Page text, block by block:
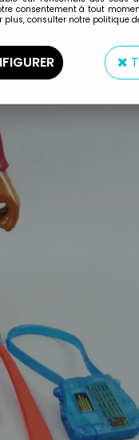
consentement à tout
plus, consulter notre politique